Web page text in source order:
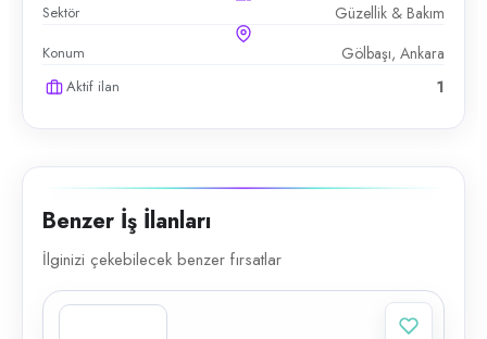
Sektör Güzellik & Bakım
Konum Gölbaşı, Ankara
Aktif ilan 1
Benzer İş İlanları
İlginizi çekebilecek benzer fırsatlar